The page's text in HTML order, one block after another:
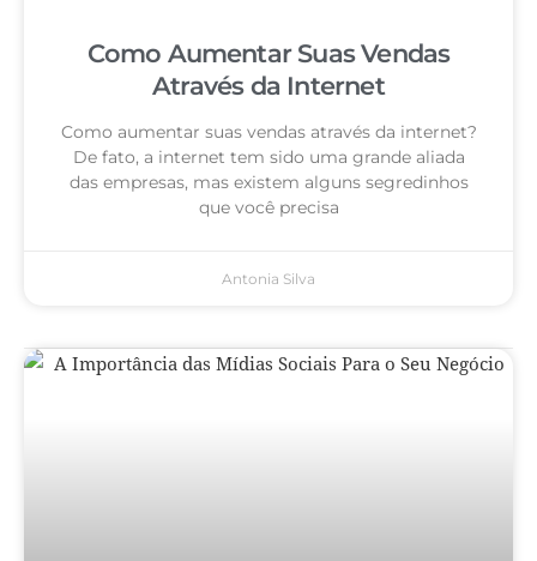
Como Aumentar Suas Vendas
Através da Internet
Como aumentar suas vendas através da internet?
De fato, a internet tem sido uma grande aliada
das empresas, mas existem alguns segredinhos
que você precisa
Antonia Silva